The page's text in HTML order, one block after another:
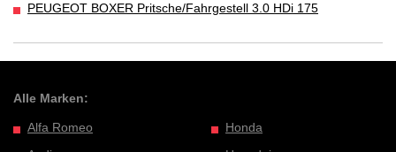
PEUGEOT BOXER Pritsche/Fahrgestell 3.0 HDi 175
Alle Marken:
Alfa Romeo
Honda